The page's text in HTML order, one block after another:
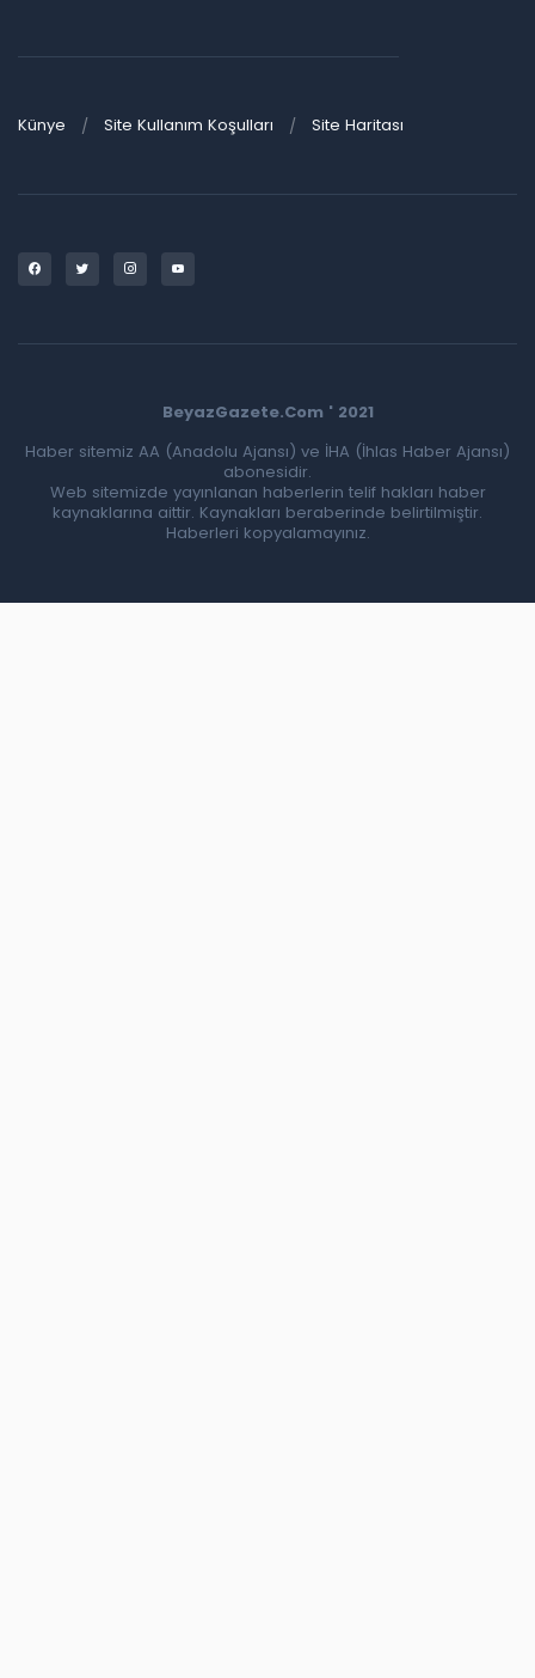
Künye Site Kullanım Koşulları Site Haritası
BeyazGazete.Com ' 2021
Haber sitemiz AA (Anadolu Ajansı) ve İHA (İhlas Haber Ajansı)
abonesidir.
Web sitemizde yayınlanan haberlerin telif hakları haber
kaynaklarına aittir. Kaynakları beraberinde belirtilmiştir.
Haberleri kopyalamayınız.